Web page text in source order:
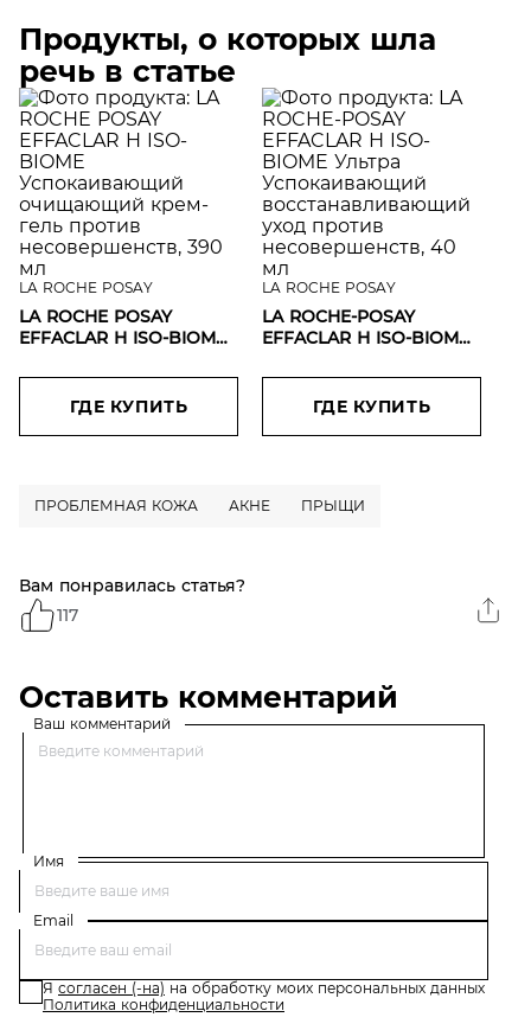
Продукты, о которых шла
речь в статье
LA ROCHE POSAY
LA ROCHE POSAY
EFFACLAR H ISO-BIOME
очищающий крем-гель
против несовершенств,
390 мл
ГДЕ КУПИТЬ
LA ROCHE POSAY
LA ROCHE-POSAY
EFFACLAR Н ISO-BIOME
восстанавливающий
уход против
несовершенств, 40 мл
ГДЕ КУПИТЬ
ПРОБЛЕМНАЯ КОЖА АКНЕ ПРЫЩИ
Вам понравилась статья?
117
Оставить комментарий
Ваш комментарий
Имя
Email
Я согласен (-на) на обработку моих персональных данных
Политика конфиденциальности